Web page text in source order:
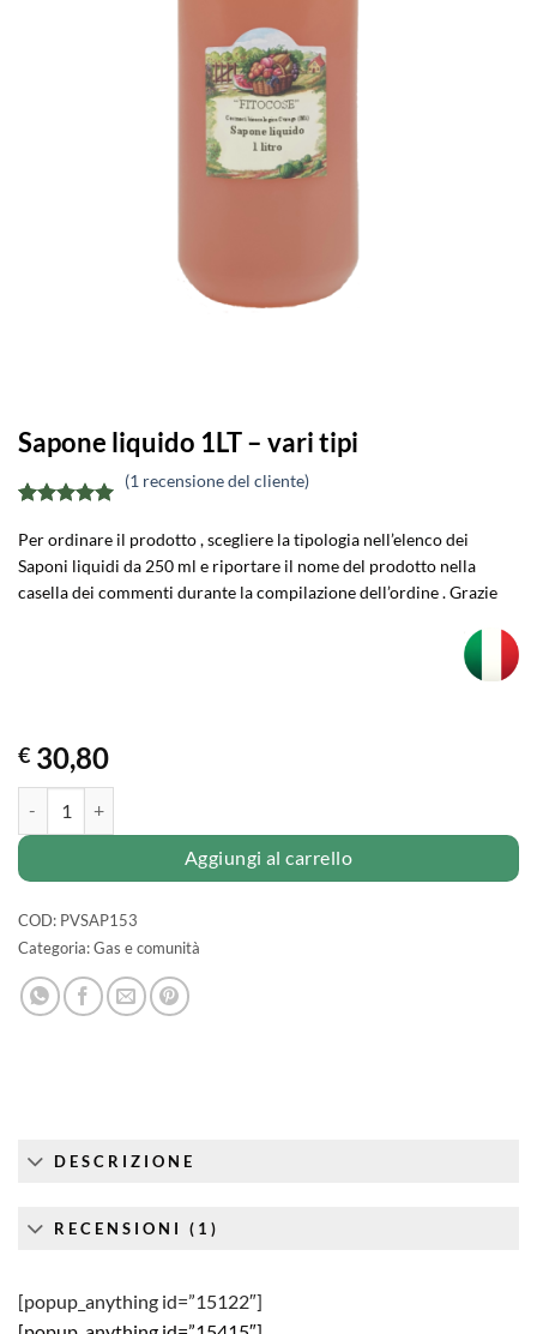
Sapone liquido 1LT – vari tipi
su 5 su
base di
recensioni
(1 recensione del cliente)
Per ordinare il prodotto , scegliere la tipologia nell’elenco dei
Saponi liquidi da 250 ml e riportare il nome del prodotto nella
casella dei commenti durante la compilazione dell’ordine . Grazie
€ 30,80
Aggiungi al carrello
COD: PVSAP153
Categoria:Gas e comunità
DESCRIZIONE
RECENSIONI (1)
[popup_anything id=”15122″]